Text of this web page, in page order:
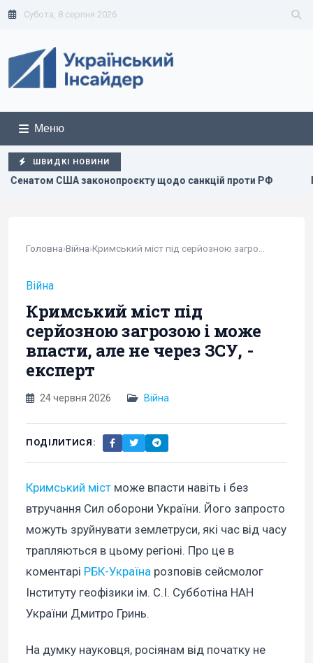
Субота, 8 серпня 2026
Меню
ШВИДКІ НОВИНИ
щодо санкцій проти РФ Росія збирається остаточно
Головна›Війна›
Війна
Кримський міст під
серйозною загрозою і може
впасти, але не через ЗСУ, -
експерт
24 червня 2026 Війна
ПОДІЛИТИСЯ:
Кримський міст може впасти навіть і без
втручання Сил оборони України. Його запросто
можуть зруйнувати землетруси, які час від часу
трапляються в цьому регіоні. Про це в
коментарі РБК-Україна розповів сейсмолог
Інституту геофізики ім. С.І. Субботіна НАН
України Дмитро Гринь.
На думку науковця, росіянам від початку не